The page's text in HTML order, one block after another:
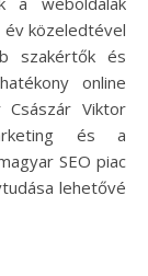
közeledtével
szakértők és
online
Császár Viktor
és a
SEO piac
lehetővé